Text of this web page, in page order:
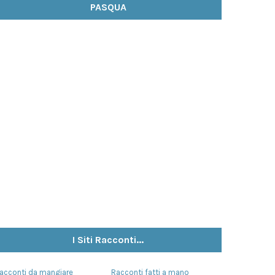
PASQUA
I Siti Racconti...
da mangiare Racconti fatti a mano